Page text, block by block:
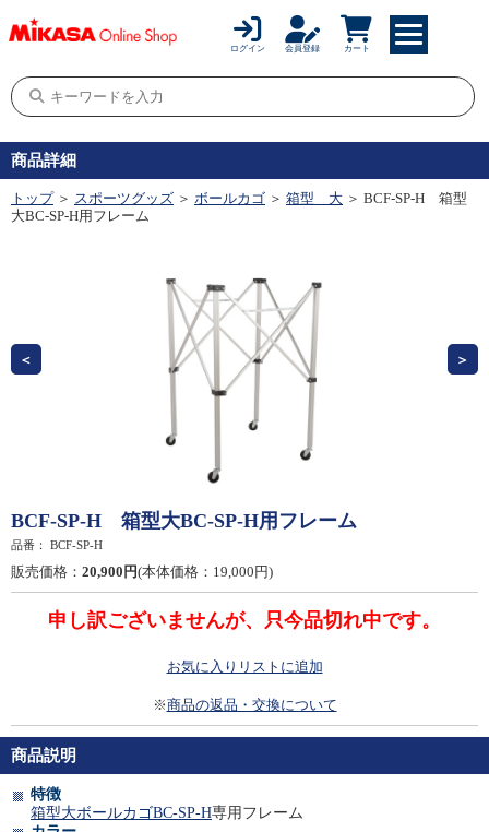
ログイン 会員登録 カート
商品詳細
トップ ＞ スポーツグッズ ＞ ボールカゴ ＞ 箱型 大 ＞ BCF-SP-H 箱型
大BC-SP-H用フレーム
BCF-SP-H 箱型大BC-SP-H用フレーム
品番： BCF-SP-H
販売価格： 20,900円(本体価格：19,000円)
申し訳ございませんが、只今品切れ中です。
お気に入りリストに追加
※商品の返品・交換について
商品説明
特徴
箱型大ボールカゴBC-SP-H専用フレーム